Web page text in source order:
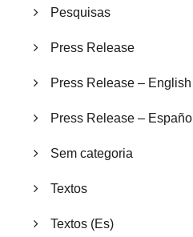
Pesquisas
Press Release
Press Release – English
Press Release – Español
Sem categoria
Textos
Textos (Es)